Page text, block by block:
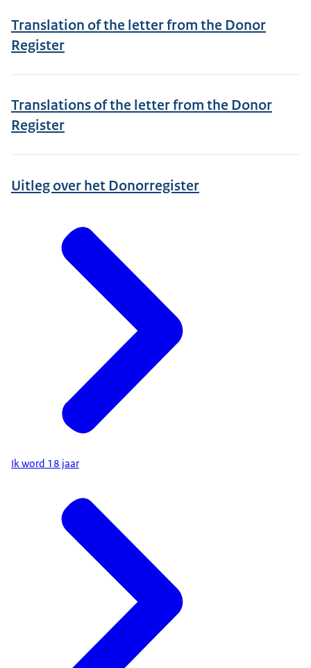
Translation of the letter from the Donor
Register
Translations of the letter from the Donor
Register
Uitleg over het Donorregister
Ik word 18 jaar